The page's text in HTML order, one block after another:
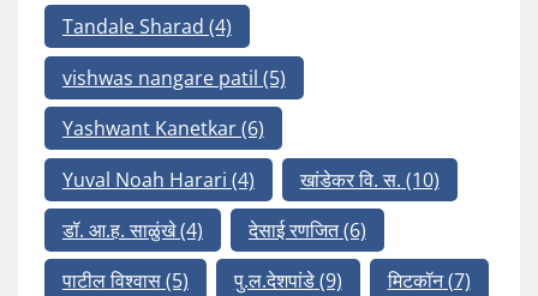
Tandale Sharad (4)
vishwas nangare patil (5)
Yashwant Kanetkar(6)
Yuval Noah Harari (4) खांडेकर वि. स. (10)
डॉ. आ.ह. साळुंखे(4) देसाई रणजित(6)
पाटील विश्वास(5) पु.ल.देशपांडे(9) मिटकॉन(7)